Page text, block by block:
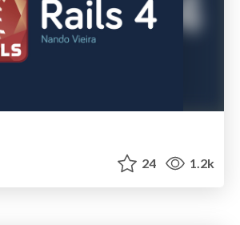
24 1.2k